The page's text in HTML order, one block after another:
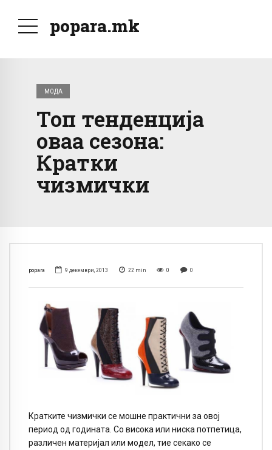
popara.mk
МОДА
Топ тенденција
оваа сезона:
Кратки
чизмички
popara 9 декември, 2013 22 min 0 0
Кратките чизмички се мошне практични за овој
период од годината. Со висока или ниска потпетица,
различен материјал или модел, тие секако се